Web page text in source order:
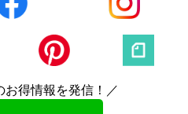
お得情報を発信！／